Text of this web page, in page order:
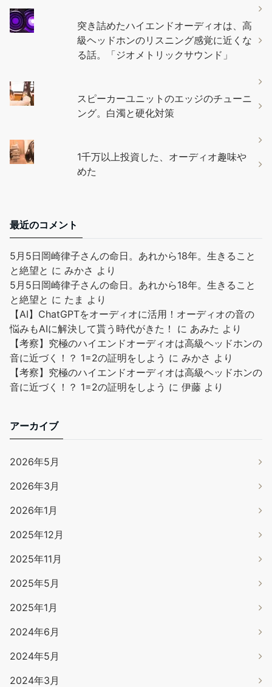
突き詰めたハイエンドオーディオは、高
級ヘッドホンのリスニング感覚に近くな
る話。「ジオメトリックサウンド」
スピーカーユニットのエッジのチューニ
ング。白濁と硬化対策
1千万以上投資した、オーディオ趣味や
めた
最近のコメント
5月5日岡崎律子さんの命日。あれから18年。生きること
と絶望と に みかさ より
5月5日岡崎律子さんの命日。あれから18年。生きること
と絶望と に たま より
【AI】ChatGPTをオーディオに活用！オーディオの音の
悩みもAIに解決して貰う時代がきた！
に あみた より
【考察】究極のハイエンドオーディオは高級ヘッドホンの
音に近づく！？ 1=2の証明をしよう に みかさ より
【考察】究極のハイエンドオーディオは高級ヘッドホンの
音に近づく！？ 1=2の証明をしよう に 伊藤 より
アーカイブ
2026年5月
2026年3月
2026年1月
2025年12月
2025年11月
2025年5月
2025年1月
2024年6月
2024年5月
2024年3月